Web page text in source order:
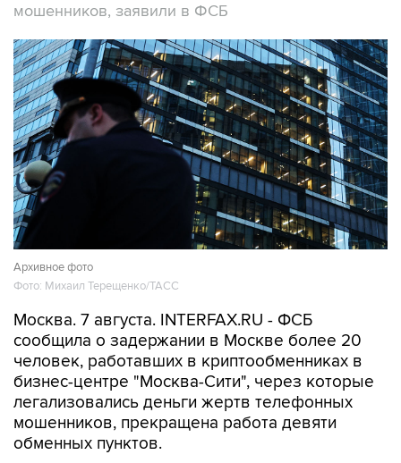
мошенников, заявили в ФСБ
Архивное фото
Фото: Михаил Терещенко/ТАСС
Москва. 7 августа. INTERFAX.RU - ФСБ
сообщила о задержании в Москве более 20
человек, работавших в криптообменниках в
бизнес-центре "Москва-Сити", через которые
легализовались деньги жертв телефонных
мошенников, прекращена работа девяти
обменных пунктов.